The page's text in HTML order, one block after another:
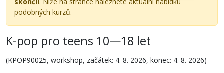
podobných kurzů.
K-pop pro teens 10—18 let
(KPOP90025, workshop, začátek: 4. 8. 2026, konec: 4. 8. 2026)